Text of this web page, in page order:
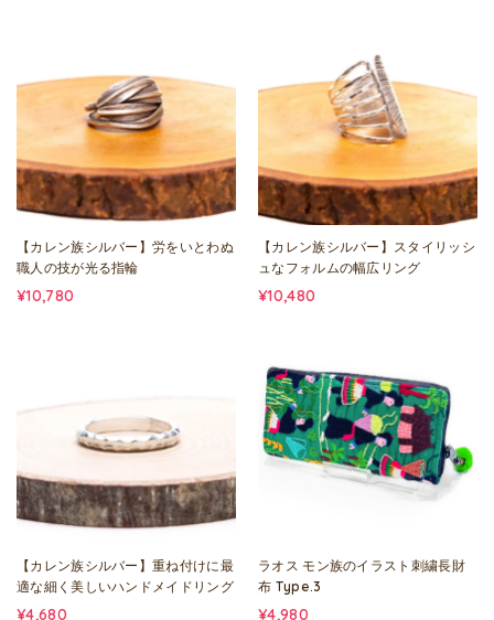
【カレン族シルバー】労をいとわぬ
職人の技が光る指輪
¥10,780
【カレン族シルバー】スタイリッシ
ュなフォルムの幅広リング
¥10,480
【カレン族シルバー】重ね付けに最
適な細く美しいハンドメイドリング
¥4,680
ラオス モン族のイラスト刺繍長財
布 Type.3
¥4,980